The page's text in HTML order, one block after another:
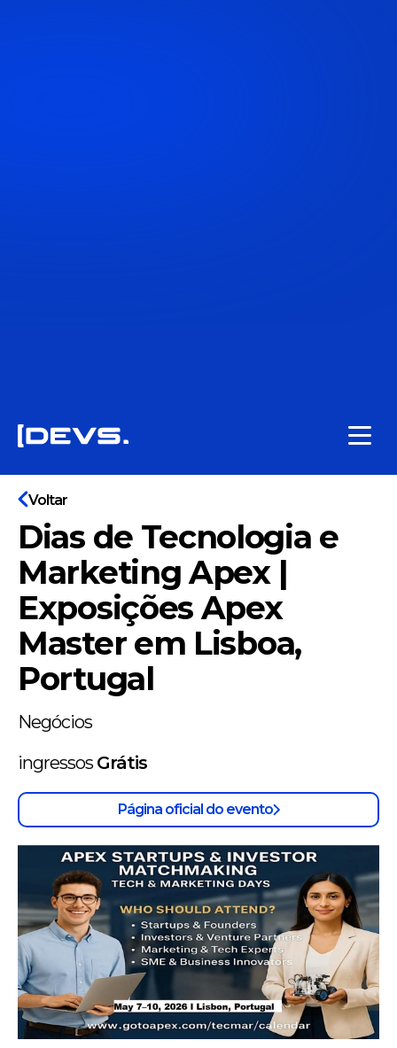
Voltar
Dias de Tecnologia e
Marketing Apex |
Exposições Apex
Master em Lisboa,
Portugal
Negócios
ingressos Grátis
Página oficial do evento